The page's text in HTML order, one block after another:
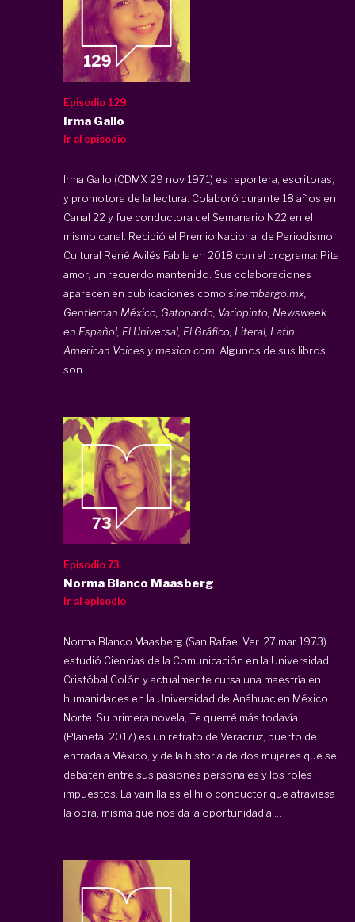
Episodio 129
Irma Gallo
Ir al episodio
Irma Gallo (CDMX 29 nov 1971) es reportera, escritoras,
y promotora de la lectura. Colaboró durante 18 años en
Canal 22 y fue conductora del Semanario N22 en el
mismo canal. Recibió el Premio Nacional de Periodismo
Cultural René Avilés Fabila en 2018 con el programa: Pita
amor, un recuerdo mantenido. Sus colaboraciones
aparecen en publicaciones como sinembargo.mx,
Gentleman México, Gatopardo, Variopinto, Newsweek
en Español, El Universal, El Gráfico, Literal, Latin
American Voices y mexico.com. Algunos de sus libros
son: ...
Episodio 73
Norma Blanco Maasberg
Ir al episodio
Norma Blanco Maasberg (San Rafael Ver. 27 mar 1973)
estudió Ciencias de la Comunicación en la Universidad
Cristóbal Colón y actualmente cursa una maestría en
humanidades en la Universidad de Anáhuac en México
Norte. Su primera novela, Te querré más todavía
(Planeta, 2017) es un retrato de Veracruz, puerto de
entrada a México, y de la historia de dos mujeres que se
debaten entre sus pasiones personales y los roles
impuestos. La vainilla es el hilo conductor que atraviesa
la obra, misma que nos da la oportunidad a ...